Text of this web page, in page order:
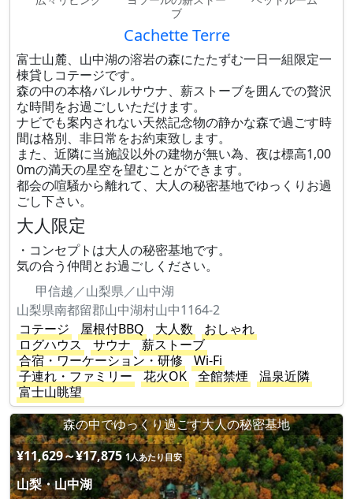
ブ
Cachette Terre
富士山麓、山中湖の溶岩の森にたたずむ一日一組限定一
棟貸しコテージです。
森の中の本格バレルサウナ、薪ストーブを囲んでの贅沢
な時間をお過ごしいただけます。
ナビでも案内されない天然記念物の静かな森で過ごす時
間は格別、非日常をお約束致します。
また、近隣に当施設以外の建物が無い為、夜は標高1,00
0mの満天の星空を望むことができます。
都会の喧騒から離れて、大人の秘密基地でゆっくりお過
ごし下さい。
大人限定
・コンセプトは大人の秘密基地です。
気の合う仲間とお過ごしください。
甲信越／山梨県／山中湖
山梨県南都留郡山中湖村山中1164-2
コテージ
屋根付BBQ 大人数
おしゃれ
ログハウス
サウナ
薪ストーブ
合宿・ワーケーション・研修
Wi-Fi
子連れ・ファミリー
花火OK 全館禁煙
温泉近隣
富士山眺望
森の中でゆっくり過ごす大人の秘密基地
¥11,629～¥17,875 1人あたり目安
山梨・山中湖